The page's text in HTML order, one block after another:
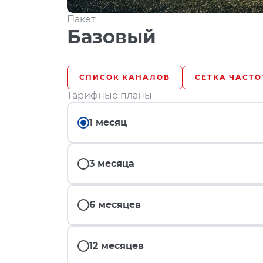
Пакет
Базовый
СПИСОК КАНАЛОВ СЕТКА
Тарифные планы
1 месяц
3 месяца
6 месяцев
12 месяцев